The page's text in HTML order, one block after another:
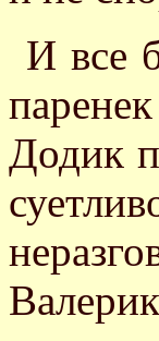
И все
Додик